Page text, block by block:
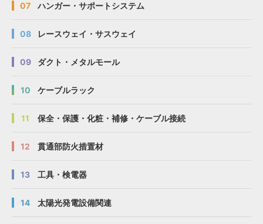
07 ハンガー・サポートシステム
08 レースウェイ・サスウェイ
09 ダクト・メタルモール
10 ケーブルラック
11 保全・保護・化粧・補修・ケーブル接続
12 貫通部防火措置材
13 工具・検電器
14 太陽光発電設備関連